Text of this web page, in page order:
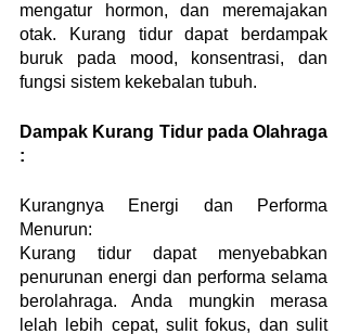
mengatur hormon, dan meremajakan
otak. Kurang tidur dapat berdampak
buruk pada mood, konsentrasi, dan
fungsi sistem kekebalan tubuh.
Dampak Kurang Tidur pada Olahraga
:
Kurangnya Energi dan Performa
Menurun:
Kurang tidur dapat menyebabkan
penurunan energi dan performa selama
berolahraga. Anda mungkin merasa
lelah lebih cepat, sulit fokus, dan sulit